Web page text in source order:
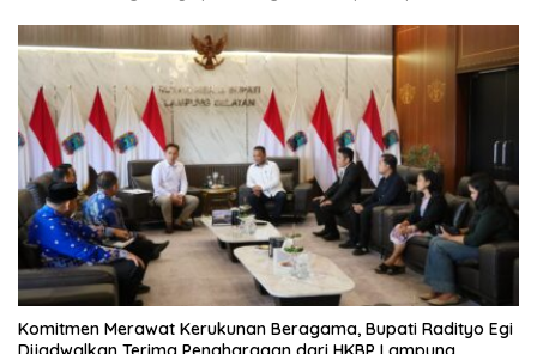
Komitmen Merawat Kerukunan Beragama, Bupati Radityo Egi